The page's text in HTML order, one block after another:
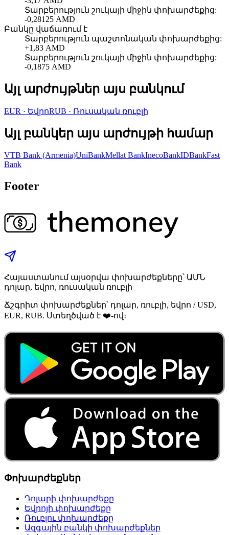
Տարբերություն շուկայի միջին փոխարժեքից:
-0,28125 AMD
Բանկը վաճառում է
Տարբերություն պաշտոնական փոխարժեքից:
+1,83 AMD
Տարբերություն շուկայի միջին փոխարժեքից:
-0,1875 AMD
Այլ արժույթներ այս բանկում
EUR · ԵվրոRUB · Ռուսական ռուբլի
Այլ բանկեր այս արժույթի համար
VTB Bank (Armenia)UniBankMellat BankInecoBankIDBankFast
Bank
Footer
Հայաստանում այսօրվա փոխարժեքները՝ ԱՄՆ
դոլար, եվրո, ռուսական ռուբլի
Ճշգրիտ փոխարժեքներ՝ դոլար, ռուբլի, եվրո / USD,
EUR, RUB. Ստեղծված է ❤️-ով։
Փոխարժեքներ
Դոլարի փոխարժեքը
Եվրոյի փոխարժեքը
Ռուբլու փոխարժեքը
Ազգային բանկի փոխարժեքներ